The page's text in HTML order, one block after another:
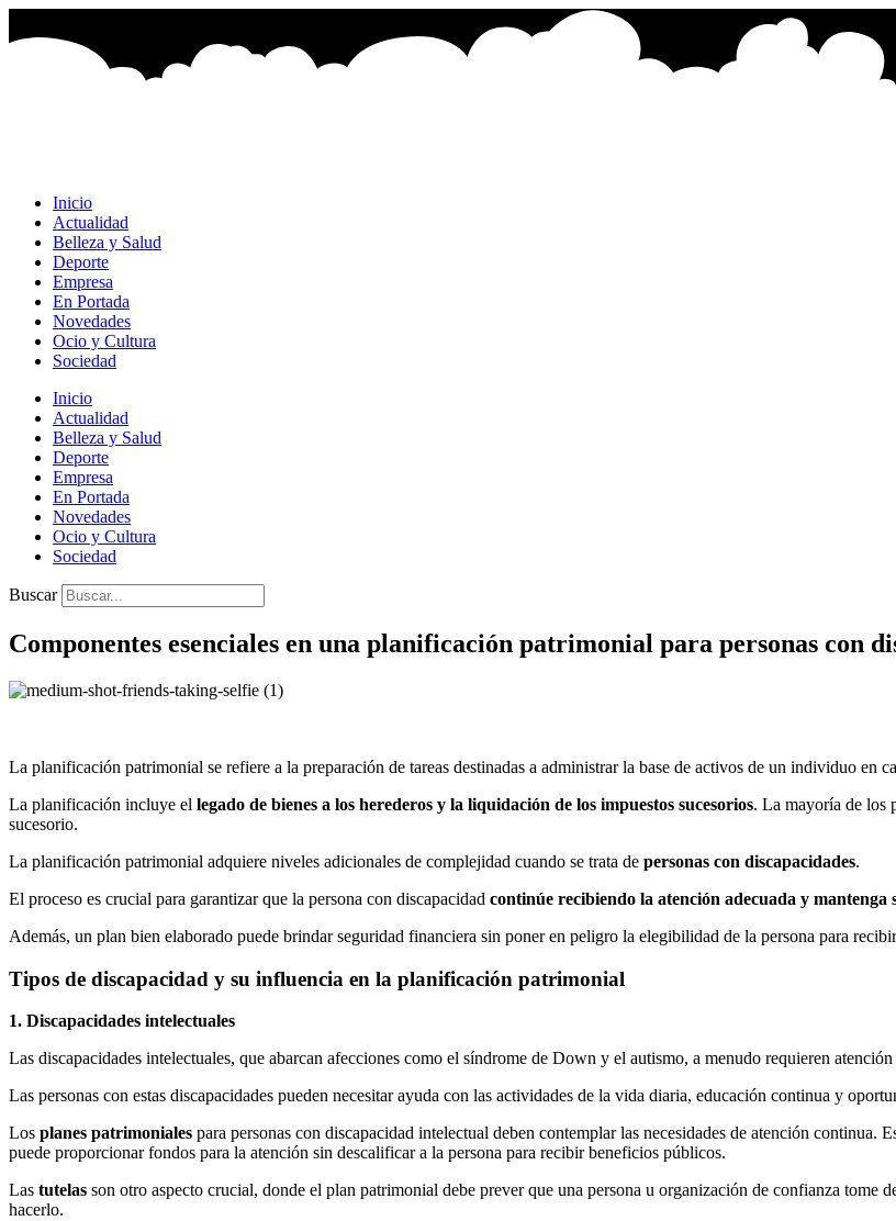
al
Inicio
Actualidad
Belleza y Salud
Deporte
Empresa
En Portada
Novedades
Ocio y Cultura
Sociedad
Inicio
Actualidad
Belleza y Salud
Deporte
Empresa
En Portada
Novedades
Ocio y Cultura
Sociedad
Buscar
Componentes esenciales en una planificación patrimonial para personas con
La planificación patrimonial se refiere a la preparación de tareas destinadas a administrar la base de activos de un individuo en
La planificación incluye el legado de bienes a los herederos y la liquidación de los impuestos sucesorios. La mayoría de los
sucesorio.
La planificación patrimonial adquiere niveles adicionales de complejidad cuando se trata de personas con discapacidades.
El proceso es crucial para garantizar que la persona con discapacidad continúe recibiendo la atención adecuada y mantenga
Además, un plan bien elaborado puede brindar seguridad financiera sin poner en peligro la elegibilidad de la persona para
Tipos de discapacidad y su influencia en la planificación patrimonial
1. Discapacidades intelectuales
Las discapacidades intelectuales, que abarcan afecciones como el síndrome de Down y el autismo, a menudo requieren
Las personas con estas discapacidades pueden necesitar ayuda con las actividades de la vida diaria, educación continua y
Los planes patrimoniales para personas con discapacidad intelectual deben contemplar las necesidades de atención continua.
puede proporcionar fondos para la atención sin descalificar a la persona para recibir beneficios públicos.
Las tutelas son otro aspecto crucial, donde el plan patrimonial debe prever que una persona u organización de confianza tome
hacerlo.